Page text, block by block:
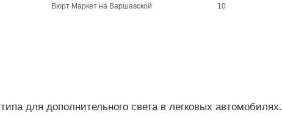
Вюрт Маркет на Варшавской
10
для дополнительного света в легковых автомобилях.